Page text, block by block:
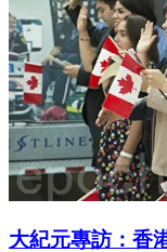
大紀元專訪：香